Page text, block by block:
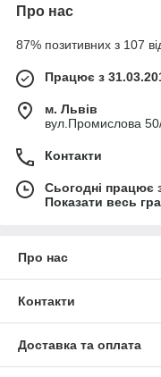
Про нас
87% позитивних з 107
Працює з
м. Львів
вул.Промислова
Контакти
Сьогодні працює
Показати весь
Про нас
Контакти
Доставка та оплата